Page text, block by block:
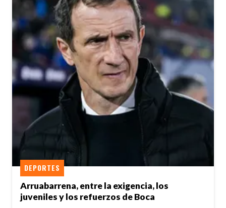
Arruabarrena, entre la exigencia, los
juveniles y los refuerzos de Boca
DEPORTES